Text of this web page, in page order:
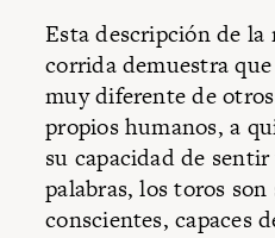
Esta descripción de
corrida demuestra
muy diferente de
propios humanos, a
su capacidad de
palabras, los toros
conscientes, capaces